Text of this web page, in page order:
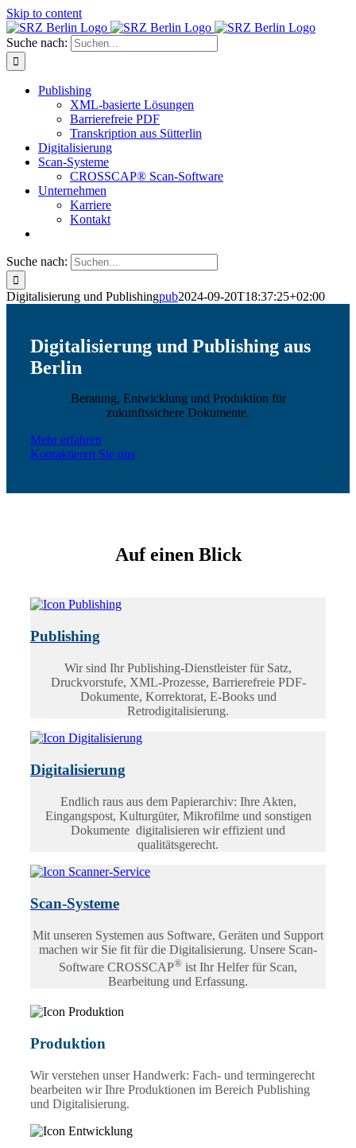
Skip to content
Suche nach:
Publishing
XML-basierte Lösungen
Barrierefreie PDF
Transkription aus Sütterlin
Digitalisierung
Scan-Systeme
CROSSCAP® Scan-Software
Unternehmen
Karriere
Kontakt
Suche nach:
Digitalisierung und Publishingpub2024-09-20T18:37:25+02:00
Digitalisierung und Publishing aus
Berlin
Beratung, Entwicklung und Produktion für
zukunftssichere Dokumente.
Mehr erfahren
Kontaktieren Sie uns
Auf einen Blick
Publishing
Wir sind Ihr Publishing-Dienstleister für Satz,
Druckvorstufe, XML-Prozesse, Barrierefreie PDF-
Dokumente, Korrektorat, E-Books und
Retrodigitalisierung.
Digitalisierung
Endlich raus aus dem Papierarchiv: Ihre Akten,
Eingangspost, Kulturgüter, Mikrofilme und sonstigen
Dokumente digitalisieren wir effizient und
qualitätsgerecht.
Scan-Systeme
Mit unseren Systemen aus Software, Geräten und Support
machen wir Sie fit für die Digitalisierung. Unsere Scan-
Software CROSSCAP® ist Ihr Helfer für Scan,
Bearbeitung und Erfassung.
Produktion
Wir verstehen unser Handwerk: Fach- und termingerecht
bearbeiten wir Ihre Produktionen im Bereich Publishing
und Digitalisierung.